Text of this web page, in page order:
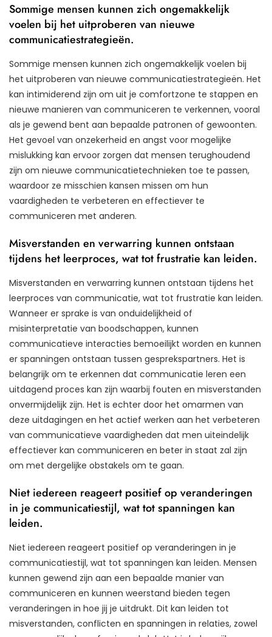
Sommige mensen kunnen zich ongemakkelijk
voelen bij het uitproberen van nieuwe
communicatiestrategieën.
Sommige mensen kunnen zich ongemakkelijk voelen bij
het uitproberen van nieuwe communicatiestrategieën. Het
kan intimiderend zijn om uit je comfortzone te stappen en
nieuwe manieren van communiceren te verkennen, vooral
als je gewend bent aan bepaalde patronen of gewoonten.
Het gevoel van onzekerheid en angst voor mogelijke
mislukking kan ervoor zorgen dat mensen terughoudend
zijn om nieuwe communicatietechnieken toe te passen,
waardoor ze misschien kansen missen om hun
vaardigheden te verbeteren en effectiever te
communiceren met anderen.
Misverstanden en verwarring kunnen ontstaan
tijdens het leerproces, wat tot frustratie kan leiden.
Misverstanden en verwarring kunnen ontstaan tijdens het
leerproces van communicatie, wat tot frustratie kan leiden.
Wanneer er sprake is van onduidelijkheid of
misinterpretatie van boodschappen, kunnen
communicatieve interacties bemoeilijkt worden en kunnen
er spanningen ontstaan tussen gesprekspartners. Het is
belangrijk om te erkennen dat communicatie leren een
uitdagend proces kan zijn waarbij fouten en misverstanden
onvermijdelijk zijn. Het is echter door het omarmen van
deze uitdagingen en het actief werken aan het verbeteren
van communicatieve vaardigheden dat men uiteindelijk
effectiever kan communiceren en beter in staat zal zijn
om met dergelijke obstakels om te gaan.
Niet iedereen reageert positief op veranderingen
in je communicatiestijl, wat tot spanningen kan
leiden.
Niet iedereen reageert positief op veranderingen in je
communicatiestijl, wat tot spanningen kan leiden. Mensen
kunnen gewend zijn aan een bepaalde manier van
communiceren en kunnen weerstand bieden tegen
veranderingen in hoe jij je uitdrukt. Dit kan leiden tot
misverstanden, conflicten en spanningen in relaties, zowel